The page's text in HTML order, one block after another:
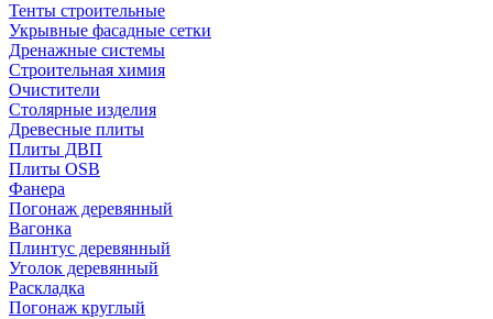
Тенты строительные
Укрывные фасадные сетки
Дренажные системы
Строительная химия
Очистители
Столярные изделия
Древесные плиты
Плиты ДВП
Плиты OSB
Фанера
Погонаж деревянный
Вагонка
Плинтус деревянный
Уголок деревянный
Раскладка
Погонаж круглый